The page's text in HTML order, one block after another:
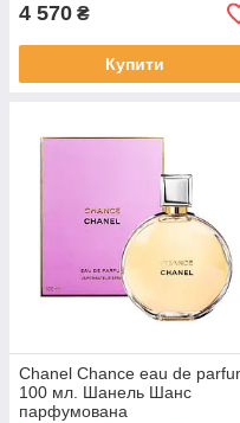
4 570 ₴
Купити
Chanel Chance eau de
100 мл. Шанель Шанс
парфумована